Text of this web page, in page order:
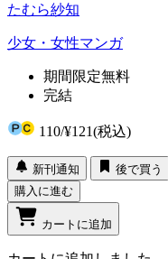
たむら紗知
少女・女性マンガ
期間限定無料
完結
110/¥121(税込)
新刊通知
後で買う
購入に進む
カートに追加